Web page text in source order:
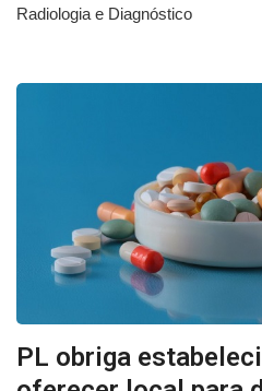
Radiologia e Diagnóstico
PL obriga